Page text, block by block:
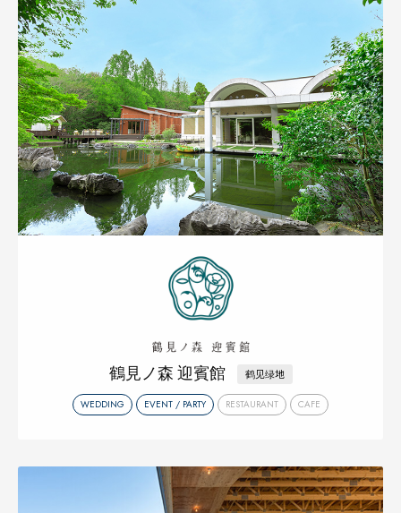
鶴見ノ森 迎賓館 鹤见绿地
WEDDING EVENT / PARTY RESTAURANT CAFE